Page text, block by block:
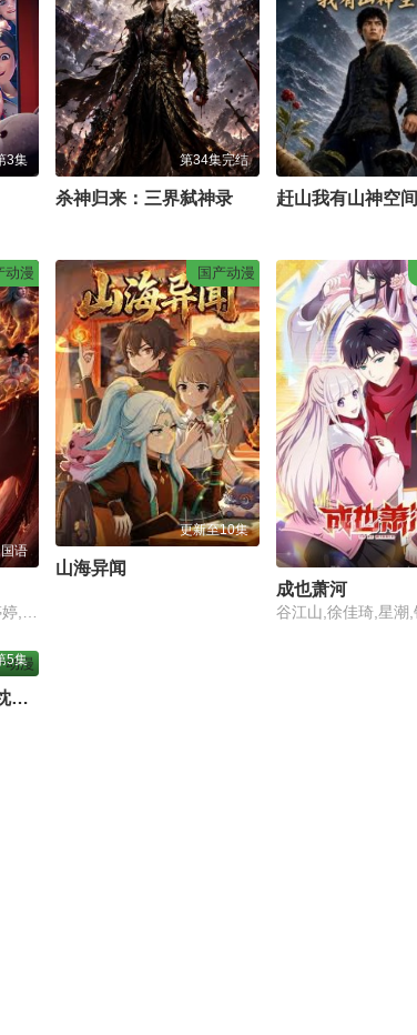
3集 第34集完结
杀神归来：三界弑神录 赶山我有山神空间
动漫
语
杜彦君,马瑞,余镇廷,白婷婷,梁晶晶,张振源,刘浩,赵钰桐,聂婉茹,李嘉仪,王子沛
国产动漫
更新至10集
山海异闻
成也萧河
动漫
5集
千金归来：我清算了枕边人